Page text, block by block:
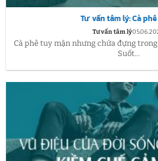
Tư vấn tâm lý: Cà
Tư vấn tâm lý
Cà phê tuy mặn nhưng chứa đựng
Suốt...